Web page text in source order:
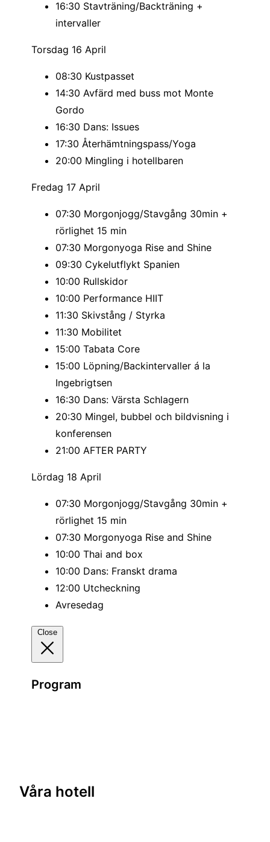
16:30 Stavträning/Backträning +
intervaller
Torsdag 16 April
08:30 Kustpasset
14:30 Avfärd med buss mot Monte
Gordo
16:30 Dans: Issues
17:30 Återhämtningspass/Yoga
20:00 Mingling i hotellbaren
Fredag 17 April
07:30 Morgonjogg/Stavgång 30min +
rörlighet 15 min
07:30 Morgonyoga Rise and Shine
09:30 Cykelutflykt Spanien
10:00 Rullskidor
10:00 Performance HIIT
11:30 Skivstång / Styrka
11:30 Mobilitet
15:00 Tabata Core
15:00 Löpning/Backintervaller á la
Ingebrigtsen
16:30 Dans: Värsta Schlagern
20:30 Mingel, bubbel och bildvisning i
konferensen
21:00 AFTER PARTY
Lördag 18 April
07:30 Morgonjogg/Stavgång 30min +
rörlighet 15 min
07:30 Morgonyoga Rise and Shine
10:00 Thai and box
10:00 Dans: Franskt drama
12:00 Utcheckning
Avresedag
Close
Program
Våra hotell